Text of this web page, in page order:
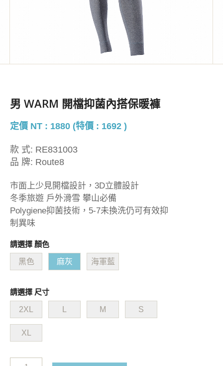
男 WARM 開檔抑菌內搭保暖褲
定價 NT : 1880 (特價 : 1692 )
款 式: RE831003
品 牌: Route8
市面上少見開檔設計，3D立體設計
冬季旅遊 戶外滑雪 攀山必備
Polygiene抑菌技術，5-7未換洗仍可有效抑
制異味
請選擇 顏色
黑色 麻灰 海軍藍
請選擇 尺寸
2XL M S
XL